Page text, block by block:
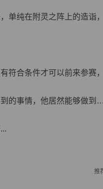
纯在附灵之阵上的造诣
合条件才可以前来参赛
的事情，他居然能够做
推